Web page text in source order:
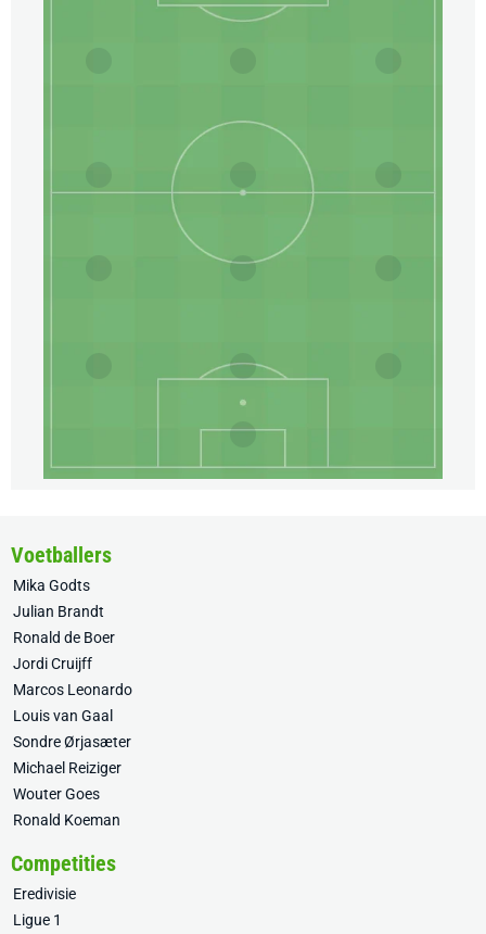
Voetballers
Mika Godts
Julian Brandt
Ronald de Boer
Jordi Cruijff
Marcos Leonardo
Louis van Gaal
Sondre Ørjasæter
Michael Reiziger
Wouter Goes
Ronald Koeman
Competities
Eredivisie
Ligue 1